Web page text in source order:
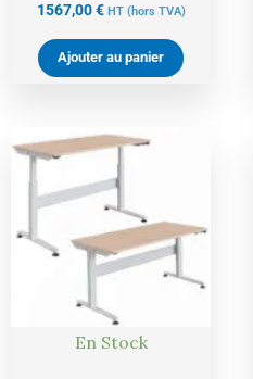
1567,00€ HT (hors TVA)
Ajouter au panier
En Stock
1574,00 €.
Le
prix
actuel
est :
1495,00 €.